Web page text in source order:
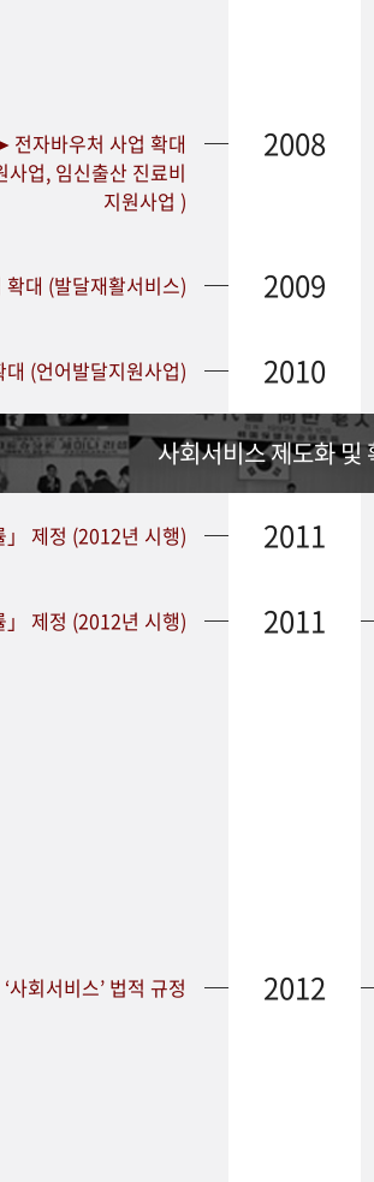
전자바우처 사업 확대
업, 임신출산 진료비
지원사업 )
2008
대 (발달재활서비스) 2009
(언어발달지원사업) 2010
사회서비스 제도화 및
제정 (2012년 시행) 2011
제정 (2012년 시행) 2011
회서비스’ 법적 규정 2012